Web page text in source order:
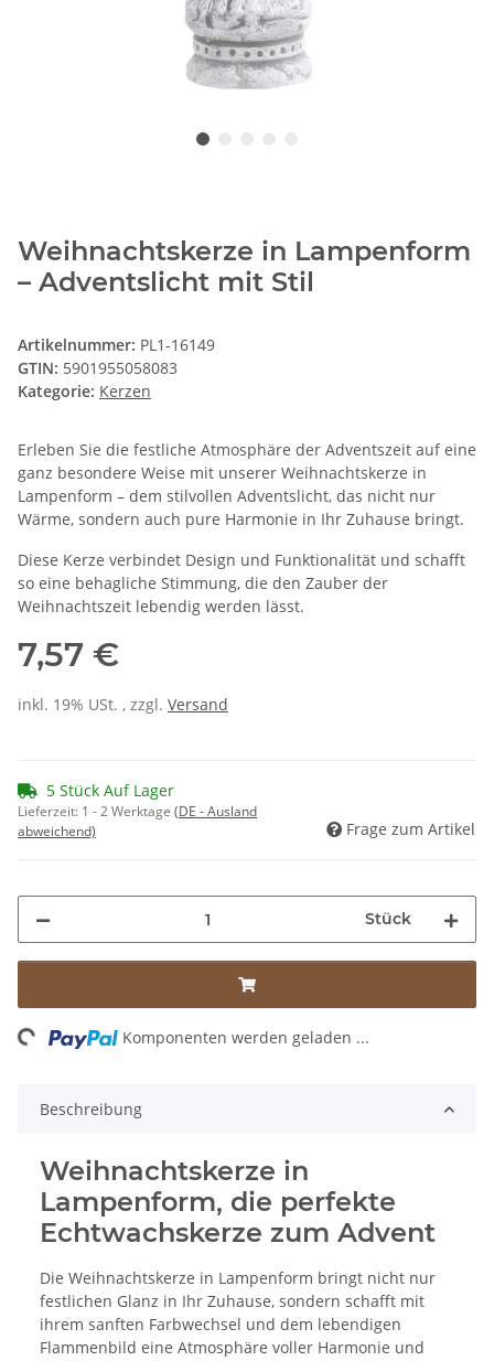
Weihnachtskerze in Lampenform
– Adventslicht mit Stil
Artikelnummer: PL1-16149
GTIN: 5901955058083
Kategorie: Kerzen
Erleben Sie die festliche Atmosphäre der Adventszeit auf eine
ganz besondere Weise mit unserer Weihnachtskerze in
Lampenform – dem stilvollen Adventslicht, das nicht nur
Wärme, sondern auch pure Harmonie in Ihr Zuhause bringt.
Diese Kerze verbindet Design und Funktionalität und schafft
so eine behagliche Stimmung, die den Zauber der
Weihnachtszeit lebendig werden lässt.
7,57 €
inkl. 19% USt. , zzgl. Versand
5 Stück Auf Lager
Lieferzeit: 1 - 2 Werktage (DE - Ausland
abweichend)
Frage zum Artikel
Stück
Komponenten werden geladen ...
Beschreibung
Weihnachtskerze in
Lampenform, die perfekte
Echtwachskerze zum Advent
Die Weihnachtskerze in Lampenform bringt nicht nur
festlichen Glanz in Ihr Zuhause, sondern schafft mit
ihrem sanften Farbwechsel und dem lebendigen
Flammenbild eine Atmosphäre voller Harmonie und